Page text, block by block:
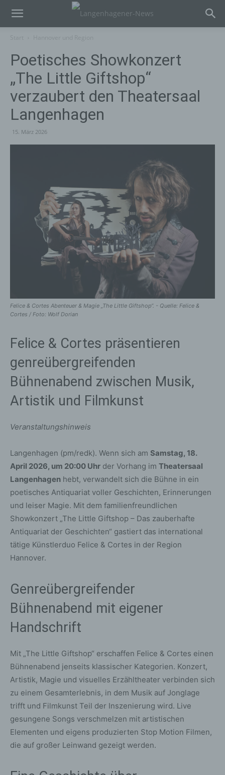
Poetisches Showkonzert
„The Little Giftshop“
verzaubert den Theatersaal
Langenhagen
15. März 2026
Felice & Cortes Abenteuer & Magie „The Little Giftshop“. - Quelle: Felice &
Cortes / Foto: Wolf Dorian
Felice & Cortes präsentieren
genreübergreifenden
Bühnenabend zwischen Musik,
Artistik und Filmkunst
Veranstaltungshinweis
Langenhagen (pm/redk). Wenn sich am Samstag, 18.
April 2026, um 20:00 Uhr der Vorhang im Theatersaal
Langenhagen hebt, verwandelt sich die Bühne in ein
poetisches Antiquariat voller Geschichten, Erinnerungen
und leiser Magie. Mit dem familienfreundlichen
Showkonzert „The Little Giftshop – Das zauberhafte
Antiquariat der Geschichten“ gastiert das international
tätige Künstlerduo Felice & Cortes in der Region
Hannover.
Genreübergreifender
Bühnenabend mit eigener
Handschrift
Mit „The Little Giftshop“ erschaffen Felice & Cortes einen
Bühnenabend jenseits klassischer Kategorien. Konzert,
Artistik, Magie und visuelles Erzähltheater verbinden sich
zu einem Gesamterlebnis, in dem Musik auf Jonglage
trifft und Filmkunst Teil der Inszenierung wird. Live
gesungene Songs verschmelzen mit artistischen
Elementen und eigens produzierten Stop Motion Filmen,
die auf großer Leinwand gezeigt werden.